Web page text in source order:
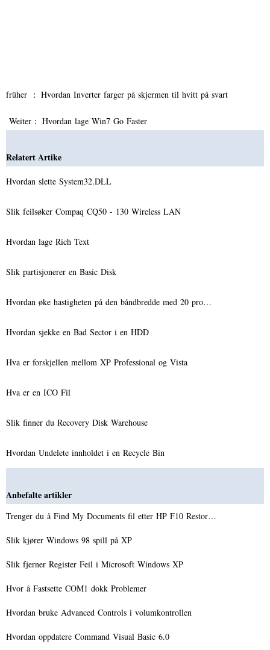
früher ： Hvordan Inverter farger på skjermen til hvitt på svart
Weiter： Hvordan lage Win7 Go Faster
Relatert Artike
Hvordan slette System32.DLL
Slik feilsøker Compaq CQ50 - 130 Wireless LAN
Hvordan lage Rich Text
Slik partisjonerer en Basic Disk
Hvordan øke hastigheten på den båndbredde med 20 pro…
Hvordan sjekke en Bad Sector i en HDD
Hva er forskjellen mellom XP Professional og Vista
Hva er en ICO Fil
Slik finner du Recovery Disk Warehouse
Hvordan Undelete innholdet i en Recycle Bin
Anbefalte artikler
Trenger du å Find My Documents fil etter HP F10 Restor…
Slik kjører Windows 98 spill på XP
Slik fjerner Register Feil i Microsoft Windows XP
Hvor å Fastsette COM1 dokk Problemer
Hvordan bruke Advanced Controls i volumkontrollen
Hvordan oppdatere Command Visual Basic 6.0